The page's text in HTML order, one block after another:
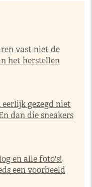
vast niet de
het herstellen
gezegd niet
dan die sneakers
en alle foto's!
een voorbeeld